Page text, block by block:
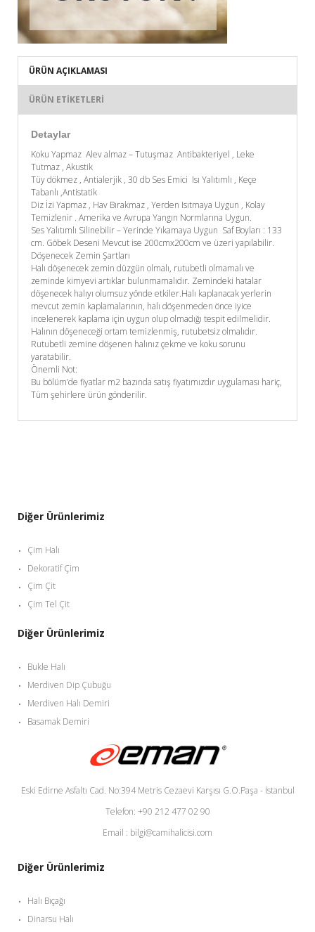
ÜRÜN AÇIKLAMASI
ÜRÜN ETIKETLERI
Detaylar
Koku Yapmaz Alev almaz – Tutuşmaz Antibakteriyel , Leke
Tutmaz , Akustik
Tüy dökmez , Antialerjik , 30 db Ses Emici Isı Yalıtımlı , Keçe
Tabanlı ,Antistatik
Diz İzi Yapmaz , Hav Bırakmaz , Yerden Isıtmaya Uygun , Kolay
Temizlenir . Amerika ve Avrupa Yangın Normlarına Uygun.
Ses Yalıtımlı Silinebilir – Yerinde Yıkamaya Uygun Saf Boyları : 133
cm. Göbek Deseni Mevcut ise 200cmx200cm ve üzeri yapılabilir.
Döşenecek Zemin Şartları
Halı döşenecek zemin düzgün olmalı, rutubetli olmamalı ve
zeminde kimyevi artıklar bulunmamalıdır. Zemindeki hatalar
döşenecek halıyı olumsuz yönde etkiler.Halı kaplanacak yerlerin
mevcut zemin kaplamalarının, halı döşenmeden önce iyice
incelenerek kaplama için uygun olup olmadığı tespit edilmelidir.
Halının döşeneceği ortam temizlenmiş, rutubetsiz olmalıdır.
Rutubetli zemine döşenen halınız çekme ve koku sorunu
yaratabilir.
Önemli Not:
Bu bölüm’de fiyatlar m2 bazında satış fiyatımızdır uygulaması hariç,
Tüm şehirlere ürün gönderilir.
Diğer Ürünlerimiz
Çim Halı
Dekoratif Çim
Çim Çit
Çim Tel Çit
Diğer Ürünlerimiz
Bukle Halı
Merdiven Dip Çubuğu
Merdiven Halı Demiri
Basamak Demiri
Eski Edirne Asfaltı Cad. No:394 Metris Cezaevi Karşısı G.O.Paşa - İstanbul
Telefon: +90 212 477 02 90
Email : bilgi@camihalicisi.com
Diğer Ürünlerimiz
Halı Bıçağı
Dinarsu Halı